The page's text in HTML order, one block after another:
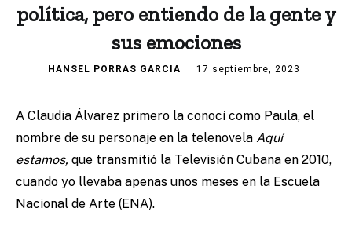
política, pero entiendo de la gente y
sus emociones
HANSEL PORRAS GARCIA 17 septiembre, 2023
A Claudia Álvarez primero la conocí como Paula, el
nombre de su personaje en la telenovela Aquí
estamos, que transmitió la Televisión Cubana en 2010,
cuando yo llevaba apenas unos meses en la Escuela
Nacional de Arte (ENA).